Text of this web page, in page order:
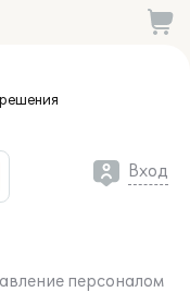
решения
Вход
персоналом